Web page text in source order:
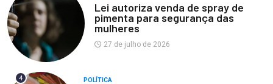
Lei autoriza venda de spray de
pimenta para segurança das
mulheres
27 de julho de 2026
4 POLÍTICA